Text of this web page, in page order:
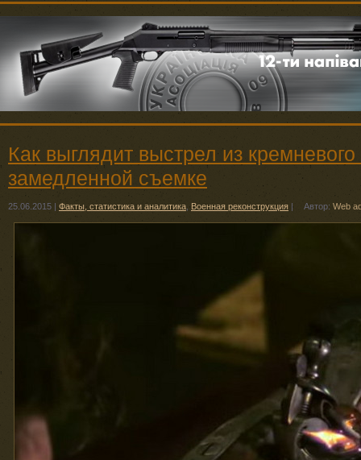
Как выглядит выстрел из
замедленной съемке
25.06.2015 Факты, статистика и аналитика Военная реконструкция Автор: Web